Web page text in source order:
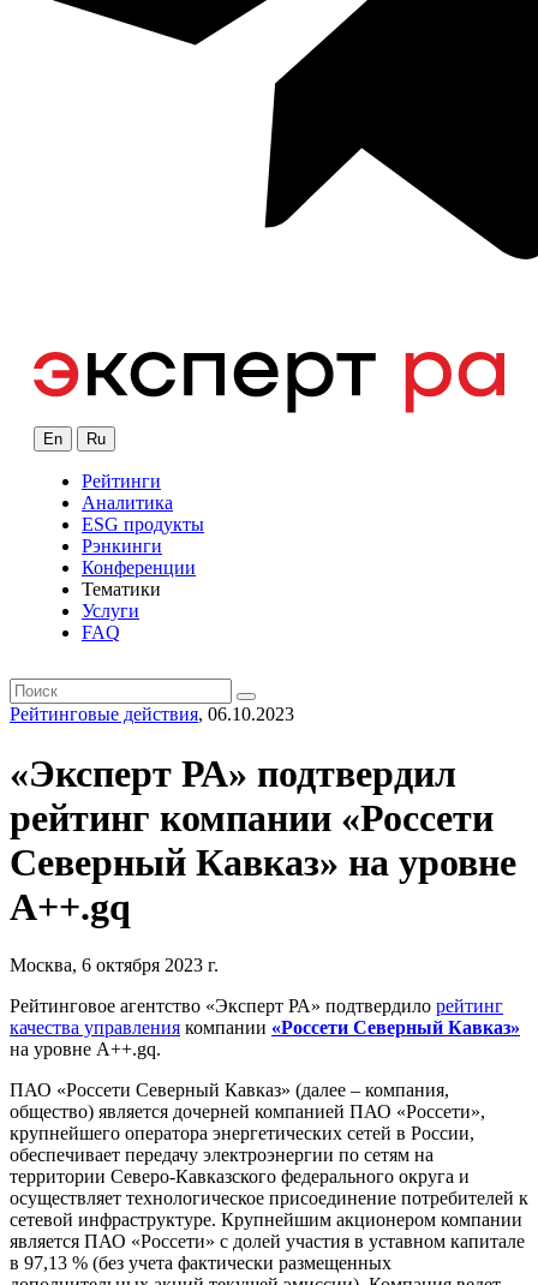
En Ru
Рейтинги
Аналитика
ESG продукты
Рэнкинги
Конференции
Тематики
Услуги
FAQ
Рейтинговые действия, 06.10.2023
«Эксперт РА» подтвердил
рейтинг компании «Россети
Северный Кавказ» на уровне
А++.gq
Москва, 6 октября 2023 г.
Рейтинговое агентство «Эксперт РА» подтвердило рейтинг
качества управления компании «Россети Северный Кавказ»
на уровне А++.gq.
ПАО «Россети Северный Кавказ» (далее – компания,
общество) является дочерней компанией ПАО «Россети»,
крупнейшего оператора энергетических сетей в России,
обеспечивает передачу электроэнергии по сетям на
территории Северо-Кавказского федерального округа и
осуществляет технологическое присоединение потребителей к
сетевой инфраструктуре. Крупнейшим акционером компании
является ПАО «Россети» с долей участия в уставном капитале
в 97,13 % (без учета фактически размещенных